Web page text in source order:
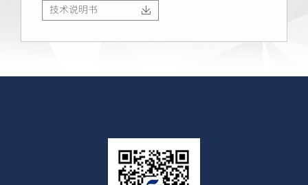
技术说明书